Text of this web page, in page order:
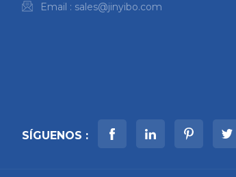
Email : sales@jinyibo.com
SÍGUENOS :